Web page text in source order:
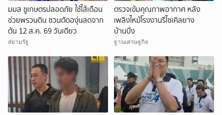
มมส ชูเกษตรปลอดภัย ใช้ไส้เดือน
ช่วยพรวนดิน ชวนตัดองุ่นสดจาก
ต้น 12 ส.ค. 69 วันเดียว
สยามรัฐ
ตรวจเข้มคุณภาพอากาศ หลัง
เพลิงไหม้โรงงานรีไซเคิลยาง
บ้านบึง
ฐานเศรษฐกิจ